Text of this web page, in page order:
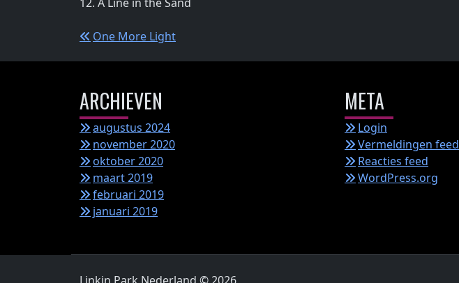
Bericht
navigatie
One More Light
ARCHIEVEN
augustus 2024
november 2020
oktober 2020
maart 2019
februari 2019
januari 2019
META
Login
Vermeldingen feed
Reacties feed
WordPress.org